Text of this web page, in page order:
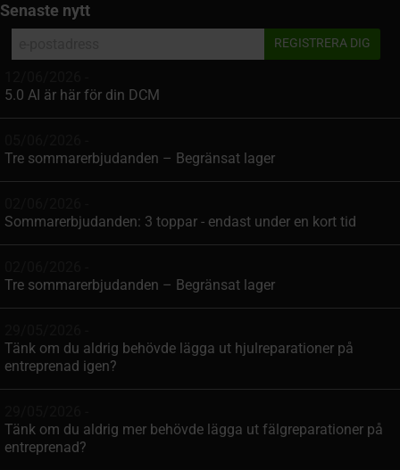
Senaste nytt
5.0 AI är här för din DCM
Tre sommarerbjudanden – Begränsat lager
Sommarerbjudanden: 3 toppar - endast under en kort tid
Tre sommarerbjudanden – Begränsat lager
Tänk om du aldrig behövde lägga ut hjulreparationer på
entreprenad igen?
Tänk om du aldrig mer behövde lägga ut fälgreparationer på
entreprenad?